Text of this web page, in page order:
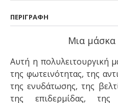
ΠΕΡΙΓΡΑΦΉ
Μια
Αυτή η πολυλειτουργική
της φωτεινότητας, της
της ενυδάτωσης, της
της επιδερμίδας,